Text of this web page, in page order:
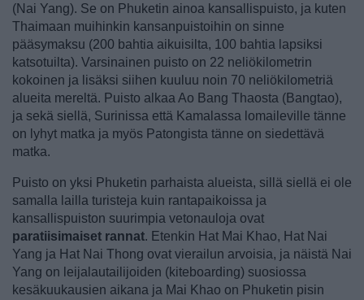
(Nai Yang). Se on Phuketin ainoa kansallispuisto, ja kuten
Thaimaan muihinkin kansanpuistoihin on sinne
pääsymaksu (200 bahtia aikuisilta, 100 bahtia lapsiksi
katsotuilta). Varsinainen puisto on 22 neliökilometrin
kokoinen ja lisäksi siihen kuuluu noin 70 neliökilometriä
alueita mereltä. Puisto alkaa Ao Bang Thaosta (Bangtao),
ja sekä siellä, Surinissa että Kamalassa lomaileville tänne
on lyhyt matka ja myös Patongista tänne on siedettävä
matka.
Puisto on yksi Phuketin parhaista alueista, sillä siellä ei ole
samalla lailla turisteja kuin rantapaikoissa ja
kansallispuiston suurimpia vetonauloja ovat
paratiisimaiset rannat. Etenkin Hat Mai Khao, Hat Nai
Yang ja Hat Nai Thong ovat vierailun arvoisia, ja näistä Nai
Yang on leijalautailijoiden (kiteboarding) suosiossa
kesäkuukausien aikana ja Mai Khao on Phuketin pisin